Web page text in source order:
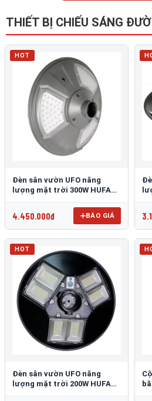
THIẾT BỊ CHIẾU SÁNG
HOT
Đèn sân vườn UFO năng
lượng mặt trời 300W HUFA
4.450.000đ BÁO GIÁ
HOT
Đèn sân vườn UFO năng
lượng mặt trời 200W HUFA